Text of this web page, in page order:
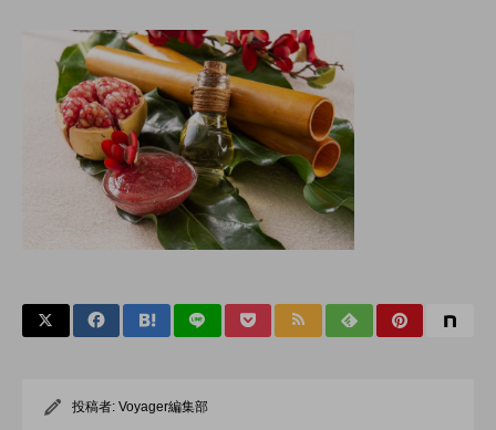
投稿者: Voyager編集部